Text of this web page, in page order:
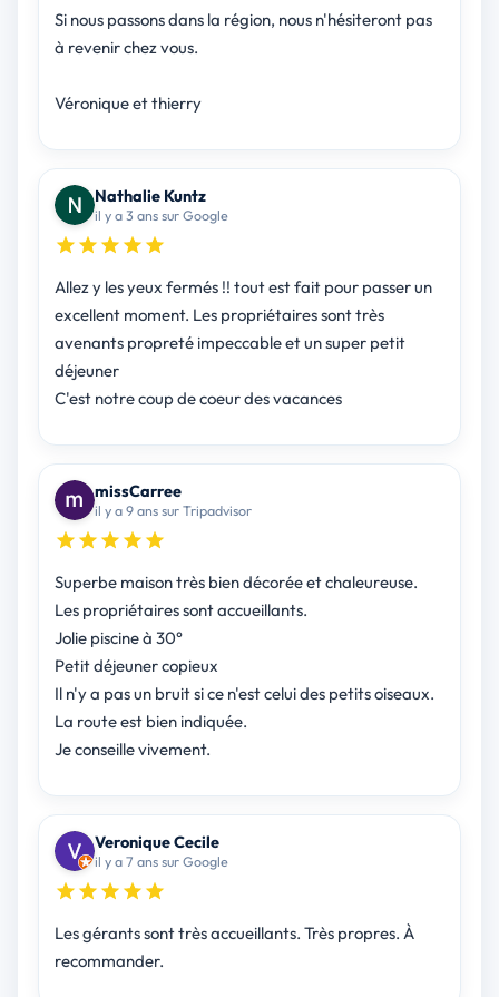
Si nous passons dans la région, nous n'hésiteront pas
à revenir chez vous.
Véronique et thierry
Nathalie Kuntz
il y a 3 ans sur Google
Allez y les yeux fermés !! tout est fait pour passer un
excellent moment. Les propriétaires sont très
avenants propreté impeccable et un super petit
déjeuner
C'est notre coup de coeur des vacances
missCarree
il y a 9 ans sur Tripadvisor
Superbe maison très bien décorée et chaleureuse.
Les propriétaires sont accueillants.
Jolie piscine à 30°
Petit déjeuner copieux
Il n'y a pas un bruit si ce n'est celui des petits oiseaux.
La route est bien indiquée.
Je conseille vivement.
Veronique Cecile
il y a 7 ans sur Google
Les gérants sont très accueillants. Très propres. À
recommander.